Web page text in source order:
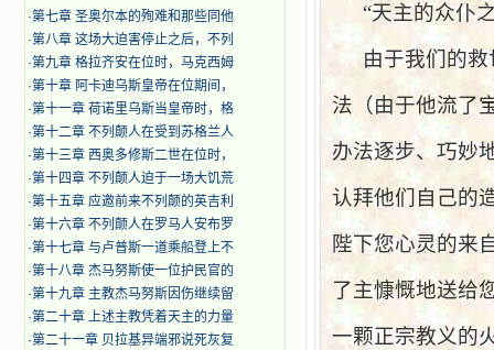
·第七章 圣奥尔本的殉难和那些同他
·第八章 这场大迫害停止之后，不列
·第九章 格拉齐安在位时，马克西姆
·第十章 阿卡迪乌斯皇帝在位期间，
·第十一章 荷诺里乌斯当皇帝时，格
·第十二章 不列颠人在受到苏格兰人
·第十三章 西奥多修斯二世在位时，
·第十四章 不列颠人迫于一场大饥荒
·第十五章 应邀前来不列颠的英吉利
·第十六章 不列颠人在罗马人安布罗
·第十七章 与卢普斯一道乘船登上不
·第十八章 杰马努斯使一位护民官的
·第十九章 主教杰马努斯因伤继续留
·第二十章 上述主教凭着天主的力量
·第二十一章 贝拉基异端邪说死灰复
“天主的众仆
由于我们的
法（由于他流了
办法逐步、巧妙
认拜他们自己的
陛下您心灵的来
了主慷慨地送给
一颗正宗教义的